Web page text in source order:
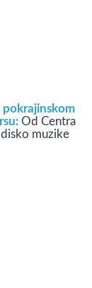
pokrajinskom
Od Centra
muzike